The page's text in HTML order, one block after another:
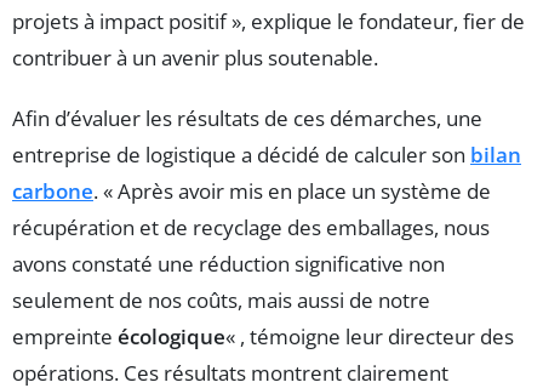
projets à impact positif », explique le fondateur, fier de
contribuer à un avenir plus soutenable.
Afin d’évaluer les résultats de ces démarches, une
entreprise de logistique a décidé de calculer son bilan
carbone. « Après avoir mis en place un système de
récupération et de recyclage des emballages, nous
avons constaté une réduction significative non
seulement de nos coûts, mais aussi de notre
empreinte écologique« , témoigne leur directeur des
opérations. Ces résultats montrent clairement